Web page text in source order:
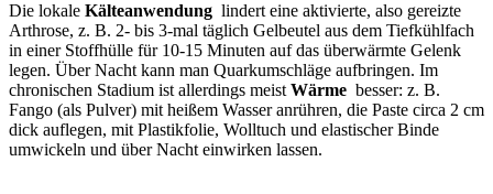
Die lokale Kälteanwendung lindert eine aktivierte, also gereizte
Arthrose, z. B. 2- bis 3-mal täglich Gelbeutel aus dem Tiefkühlfach
in einer Stoffhülle für 10-15 Minuten auf das überwärmte Gelenk
legen. Über Nacht kann man Quarkumschläge aufbringen. Im
chronischen Stadium ist allerdings meist Wärme besser: z. B.
Fango (als Pulver) mit heißem Wasser anrühren, die Paste circa 2 cm
dick auflegen, mit Plastikfolie, Wolltuch und elastischer Binde
umwickeln und über Nacht einwirken lassen.